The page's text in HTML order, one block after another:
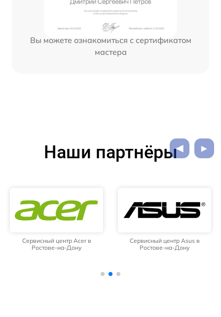
Вы можете ознакомиться с сертификатом
мастера
Наши партнёры
Сервисный центр Acer в
Ростове-на-Дону
Сервисный центр Asus в
Ростове-на-Дону